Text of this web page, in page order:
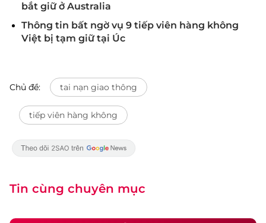
bắt giữ ở Australia
Thông tin bất ngờ vụ 9 tiếp viên hàng không
Việt bị tạm giữ tại Úc
Chủ đề: tai nạn giao thông
tiếp viên hàng không
Tin cùng chuyên mục